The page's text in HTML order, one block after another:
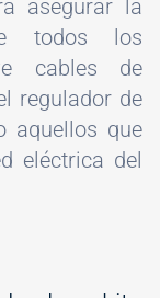
asegurar la
todos los
cables de
regulador de
aquellos que
eléctrica del